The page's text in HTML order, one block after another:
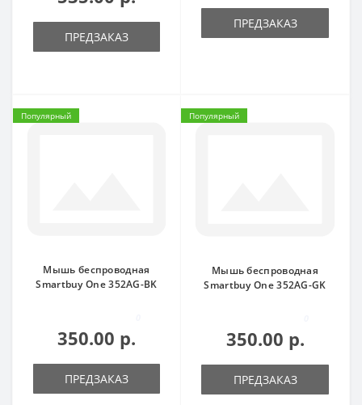
ПРЕДЗАКАЗ
ПРЕДЗАКАЗ
Популярный
Мышь беспроводная
Smartbuy One 352AG-BK
350.00 р.
ПРЕДЗАКАЗ
Популярный
Мышь беспроводная
Smartbuy One 352AG-GK
350.00 р.
ПРЕДЗАКАЗ